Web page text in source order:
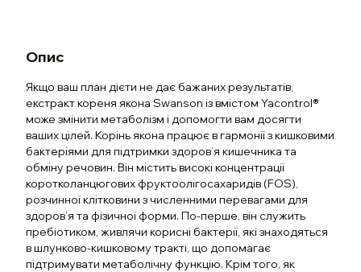
Опис
Якщо ваш план дієти не дає бажаних результатів,
екстракт кореня якона Swanson із вмістом Yacontrol®
може змінити метаболізм і допомогти вам досягти
ваших цілей. Корінь якона працює в гармонії з кишковими
бактеріями для підтримки здоров’я кишечника та
обміну речовин. Він містить високі концентрації
коротколанцюгових фруктоолігосахаридів (FOS),
розчинної клітковини з численними перевагами для
здоров’я та фізичної форми. По-перше, він служить
пребіотиком, живлячи корисні бактерії, які знаходяться
в шлунково-кишковому тракті, що допомагає
підтримувати метаболічну функцію. Крім того, як